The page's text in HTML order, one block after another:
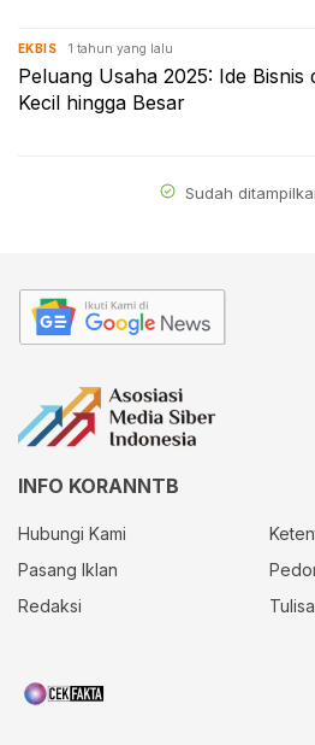
EKBIS 1 tahun yang lalu
Peluang Usaha 2025: Ide Bisnis
Kecil hingga Besar
Sudah
INFO KORANNTB
Hubungi Kami
Pasang Iklan
Redaksi